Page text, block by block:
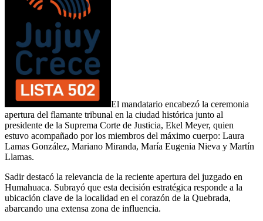
El mandatario encabezó la ceremonia
apertura del flamante tribunal en la ciudad histórica junto al
presidente de la Suprema Corte de Justicia, Ekel Meyer, quien
estuvo acompañado por los miembros del máximo cuerpo: Laura
Lamas González, Mariano Miranda, María Eugenia Nieva y Martín
Llamas.
Sadir destacó la relevancia de la reciente apertura del juzgado en
Humahuaca. Subrayó que esta decisión estratégica responde a la
ubicación clave de la localidad en el corazón de la Quebrada,
abarcando una extensa zona de influencia.